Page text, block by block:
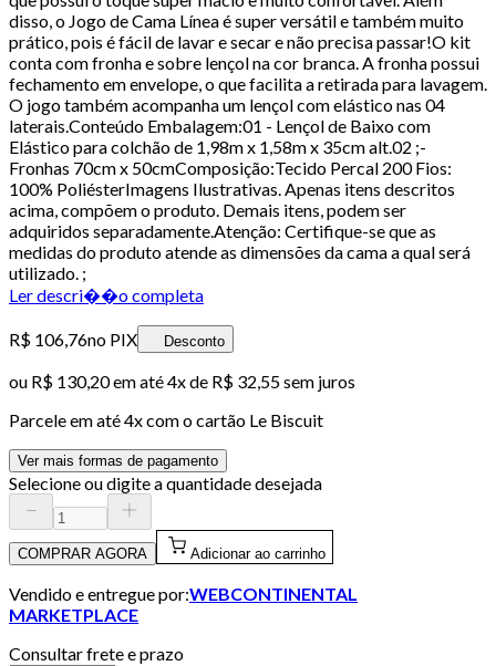
disso, o Jogo de Cama Línea é super versátil e também muito
prático, pois é fácil de lavar e secar e não precisa passar!O kit
conta com fronha e sobre lençol na cor branca. A fronha possui
fechamento em envelope, o que facilita a retirada para lavagem.
O jogo também acompanha um lençol com elástico nas 04
laterais.Conteúdo Embalagem:01 - Lençol de Baixo com
Elástico para colchão de 1,98m x 1,58m x 35cm alt.02 ;-
Fronhas 70cm x 50cmComposição:Tecido Percal 200 Fios:
100% PoliésterImagens Ilustrativas. Apenas itens descritos
acima, compõem o produto. Demais itens, podem ser
adquiridos separadamente.Atenção: Certifique-se que as
medidas do produto atende as dimensões da cama a qual será
utilizado. ;
Ler descri��o completa
R$ 106,76no PIX Desconto
ou R$ 130,20em até4x de R$ 32,55 sem juros
Parcele em até4x com o cartão Le Biscuit
Ver mais formas de pagamento
Selecione ou digite a quantidade desejada
COMPRAR AGORA Adicionar ao carrinho
Vendido e entregue por:WEBCONTINENTAL
MARKETPLACE
Consultar frete e prazo